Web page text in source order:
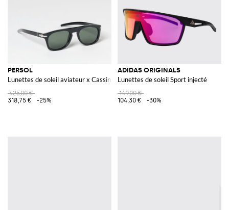
PERSOL
Lunettes de soleil aviateur x Cassina en acétate à monture écaille de tortue
425,00 €
318,75 €
-25%
ADIDAS ORIGINALS
Lunettes de soleil Sport injecté
149,00 €
104,30 €
-30%